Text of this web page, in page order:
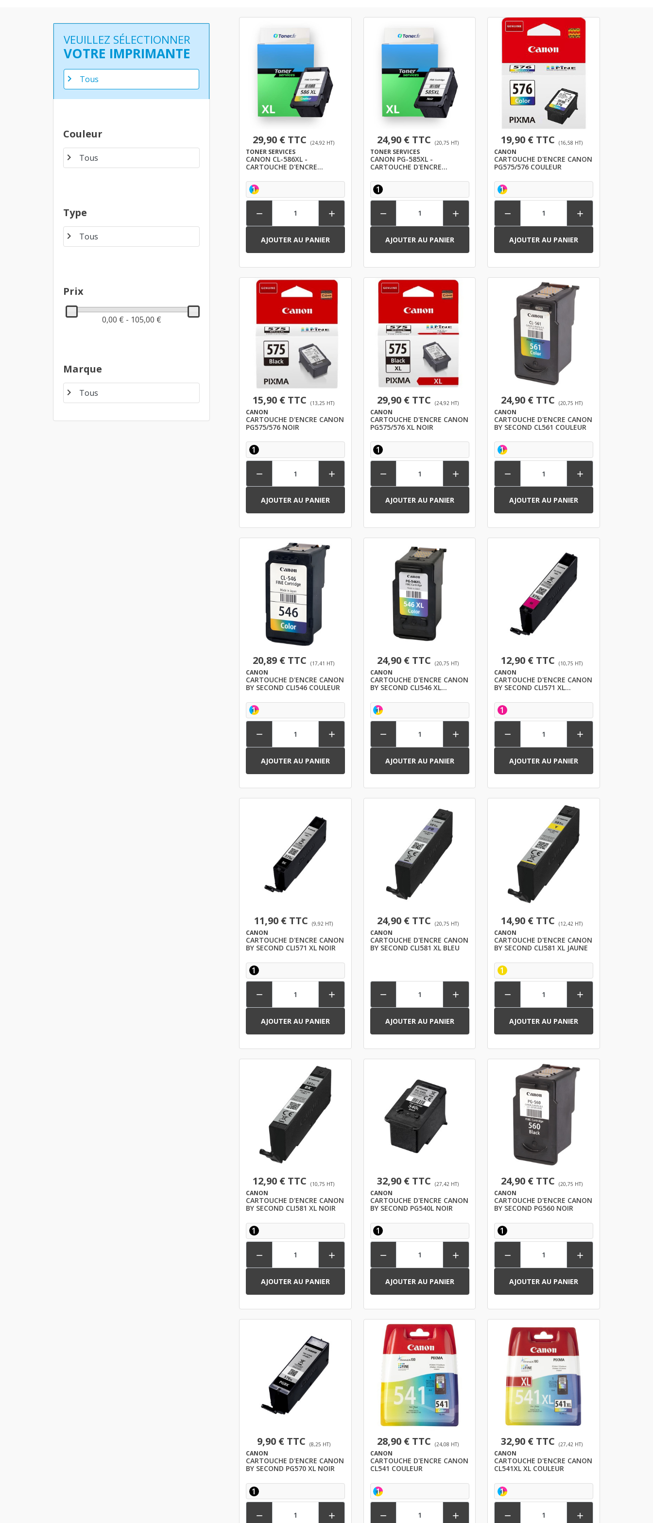
VEUILLEZ SÉLECTIONNER
VOTRE IMPRIMANTE
chevron_right
Couleur
chevron_right
Type
chevron_right
Prix
0,00 € - 105,00 €
Marque
chevron_right
29,90 € TTC (24,92 HT)
TONER SERVICES
CANON CL-586XL -
CARTOUCHE D'ENCRE
CANON
1
 
AJOUTER AU PANIER
24,90 € TTC (20,75 HT)
TONER SERVICES
CANON PG-585XL -
CARTOUCHE D'ENCRE
CANON
1
 
AJOUTER AU PANIER
19,90 € TTC (16,58 HT)
CANON
CARTOUCHE D'ENCRE CANON
PG575/576 COULEUR
1
 
AJOUTER AU PANIER
15,90 € TTC (13,25 HT)
CANON
CARTOUCHE D'ENCRE CANON
PG575/576 NOIR
1
 
AJOUTER AU PANIER
29,90 € TTC (24,92 HT)
CANON
CARTOUCHE D'ENCRE CANON
PG575/576 XL NOIR
1
 
AJOUTER AU PANIER
24,90 € TTC (20,75 HT)
CANON
CARTOUCHE D'ENCRE CANON
BY SECOND CL561 COULEUR
1
 
AJOUTER AU PANIER
20,89 € TTC (17,41 HT)
CANON
CARTOUCHE D'ENCRE CANON
BY SECOND CLI546 COULEUR
1
 
AJOUTER AU PANIER
24,90 € TTC (20,75 HT)
CANON
CARTOUCHE D'ENCRE CANON
BY SECOND CLI546 XL
1
 
AJOUTER AU PANIER
12,90 € TTC (10,75 HT)
CANON
CARTOUCHE D'ENCRE CANON
BY SECOND CLI571 XL
1
 
AJOUTER AU PANIER
11,90 € TTC (9,92 HT)
CANON
CARTOUCHE D'ENCRE CANON
BY SECOND CLI571 XL NOIR
1
 
AJOUTER AU PANIER
24,90 € TTC (20,75 HT)
CANON
CARTOUCHE D'ENCRE CANON
BY SECOND CLI581 XL BLEU
 
AJOUTER AU PANIER
14,90 € TTC (12,42 HT)
CANON
CARTOUCHE D'ENCRE CANON
BY SECOND CLI581 XL JAUNE
1
 
AJOUTER AU PANIER
12,90 € TTC (10,75 HT)
CANON
CARTOUCHE D'ENCRE CANON
BY SECOND CLI581 XL NOIR
1
 
AJOUTER AU PANIER
32,90 € TTC (27,42 HT)
CANON
CARTOUCHE D'ENCRE CANON
BY SECOND PG540L NOIR
1
 
AJOUTER AU PANIER
24,90 € TTC (20,75 HT)
CANON
CARTOUCHE D'ENCRE CANON
BY SECOND PG560 NOIR
1
 
AJOUTER AU PANIER
9,90 € TTC (8,25 HT)
CANON
CARTOUCHE D'ENCRE CANON
BY SECOND PG570 XL NOIR
1
 
28,90 € TTC (24,08 HT)
CANON
CARTOUCHE D'ENCRE CANON
CL541 COULEUR
1
 
32,90 € TTC (27,42 HT)
CANON
CARTOUCHE D'ENCRE CANON
CL541XL XL COULEUR
1
 